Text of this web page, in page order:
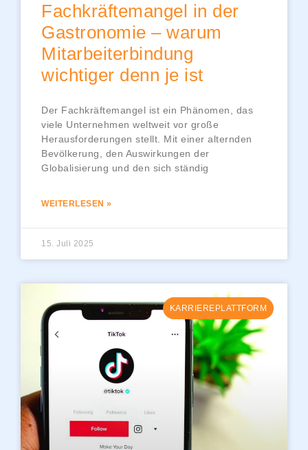
Fachkräftemangel in der
Gastronomie – warum
Mitarbeiterbindung
wichtiger denn je ist
Der Fachkräftemangel ist ein Phänomen, das
viele Unternehmen weltweit vor große
Herausforderungen stellt. Mit einer alternden
Bevölkerung, den Auswirkungen der
Globalisierung und den sich ständig
WEITERLESEN »
15. Juli 2025
KARRIEREPLATTFORM